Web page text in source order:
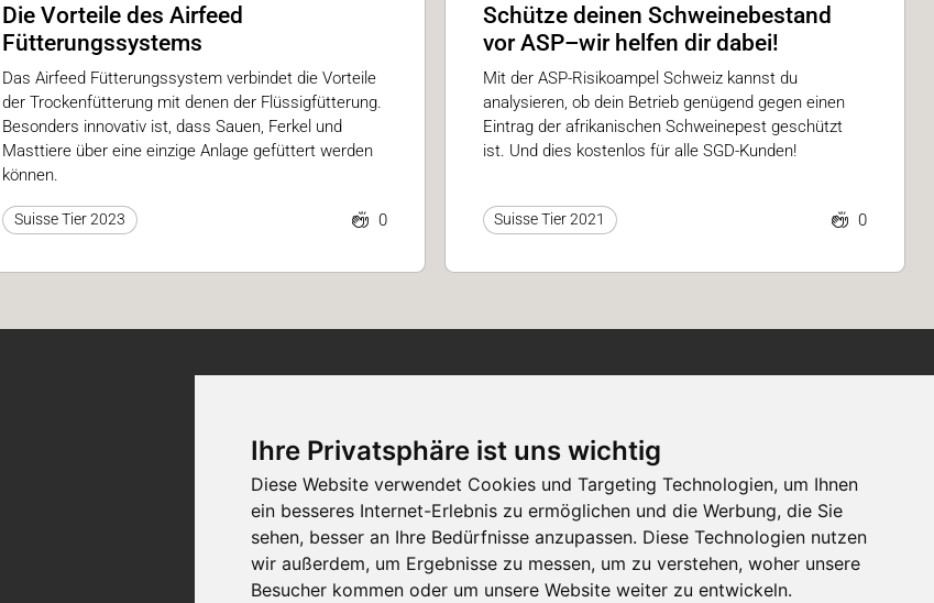
Ihre Privatsphäre ist uns wichtig
Diese Website verwendet Cookies und Targeting Technologien, um Ihnen
ein besseres Internet-Erlebnis zu ermöglichen und die Werbung, die Sie
sehen, besser an Ihre Bedürfnisse anzupassen. Diese Technologien nutzen
wir außerdem, um Ergebnisse zu messen, um zu verstehen, woher unsere
Besucher kommen oder um unsere Website weiter zu entwickeln.
Die Vorteile des Airfeed
Fütterungssystems
Das Airfeed Fütterungssystem verbindet die Vorteile
der Trockenfütterung mit denen der Flüssigfütterung.
Besonders innovativ ist, dass Sauen, Ferkel und
Masttiere über eine einzige Anlage gefüttert werden
können.
Suisse Tier 2023 0
Schütze deinen Schweinebestand
vor ASP–wir helfen dir dabei!
Mit der ASP-Risikoampel Schweiz kannst du
analysieren, ob dein Betrieb genügend gegen einen
Eintrag der afrikanischen Schweinepest geschützt
ist. Und dies kostenlos für alle SGD-Kunden!
Suisse Tier 2021 0
Kontakt
Newsletter-Anmeldung
Folgen Sie der Suisse
Tier